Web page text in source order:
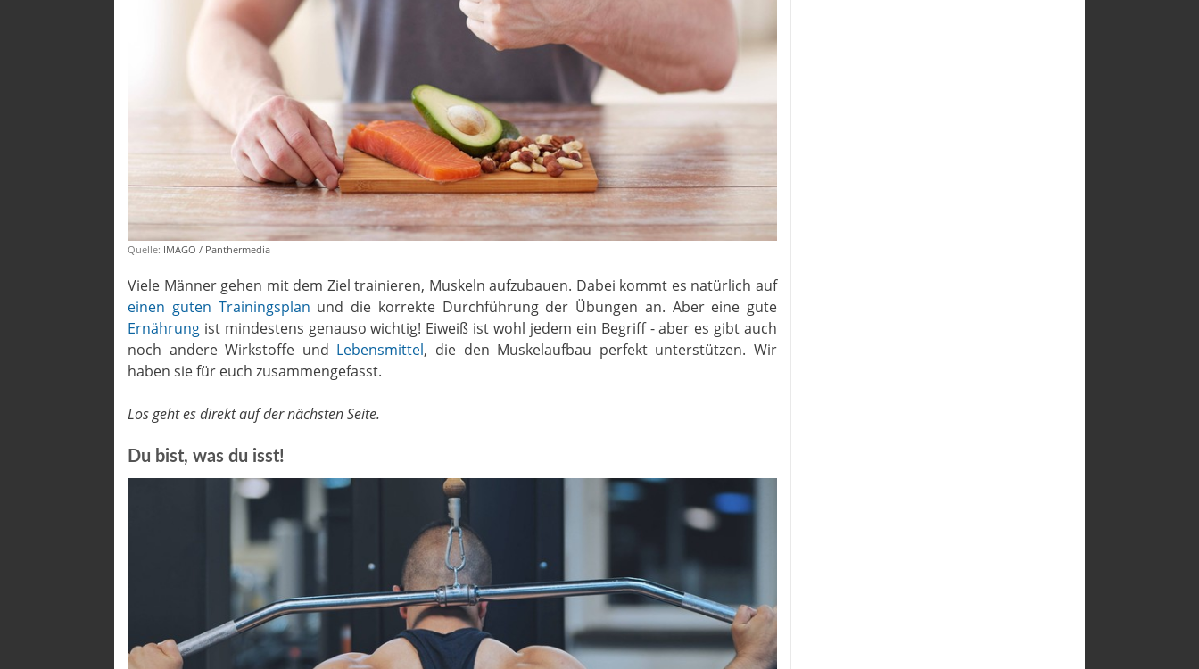
Quelle: IMAGO / Panthermedia
Viele Männer gehen mit dem Ziel trainieren, Muskeln aufzubauen. Dabei kommt es natürlich auf
einen guten Trainingsplan und die korrekte Durchführung der Übungen an. Aber eine gute
Ernährung ist mindestens genauso wichtig! Eiweiß ist wohl jedem ein Begriff - aber es gibt auch
noch andere Wirkstoffe und Lebensmittel, die den Muskelaufbau perfekt unterstützen. Wir
haben sie für euch zusammengefasst.
Los geht es direkt auf der nächsten Seite.
Du bist, was du isst!